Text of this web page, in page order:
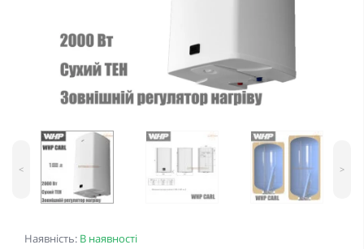
Наявність: В наявності
< >